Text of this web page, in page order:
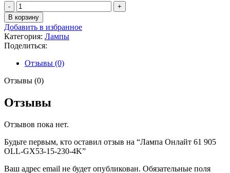
Количество
товара
Лампа
Онлайт
61
905
OLL-
GX53-
15-
В корзину
Добавить в избранное
Категория: Лампы
Поделиться:
Отзывы (0)
Отзывы (0)
Отзывы
Отзывов пока нет.
Будьте первым, кто оставил отзыв на “Лампа Онлайт 61 905
OLL-GX53-15-230-4K”
Ваш адрес email не будет опубликован. Обязательные поля